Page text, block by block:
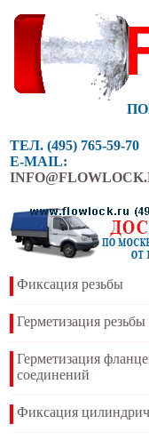
ТЕЛ. (495) 765-59-70
E-MAIL:
Фиксация резьбы
Герметизация
Герметизация
соединений
Фиксация